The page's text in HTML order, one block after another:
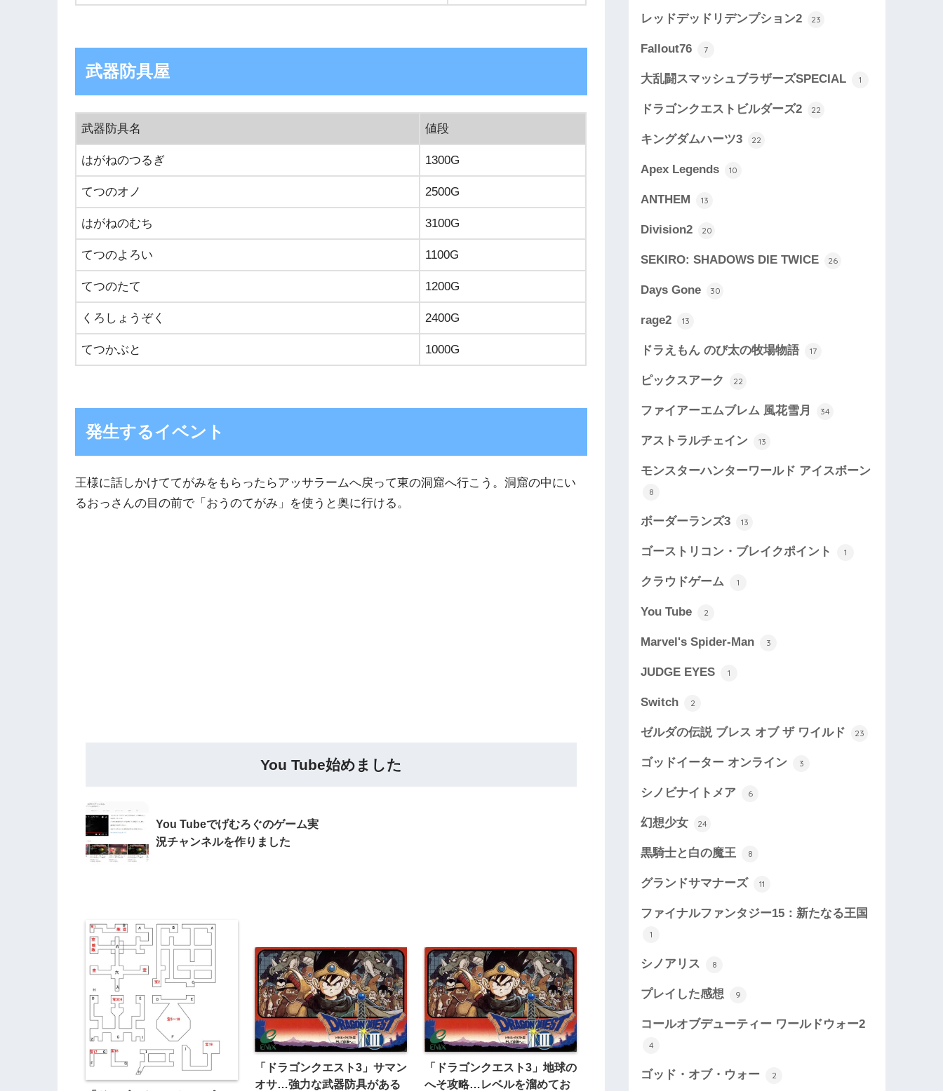
武器防具屋
武器防具名 値段
はがねのつるぎ 1300G
てつのオノ 2500G
はがねのむち 3100G
てつのよろい 1100G
てつのたて 1200G
くろしょうぞく 2400G
てつかぶと 1000G
発生するイベント
王様に話しかけててがみをもらったらアッサラームへ戻って東の洞窟へ行こう。洞窟の中にい
るおっさんの目の前で「おうのてがみ」を使うと奥に行ける。
You Tube始めました
You Tubeでげむろぐのゲーム実
況チャンネルを作りました
「ドラゴンクエスト3」サマン
オサ…強力な武器防具がある
「ドラゴンクエスト3」地球の
へそ攻略…レベルを溜めてお
レッドデッドリデンプション2 23
Fallout76 7
大乱闘スマッシュブラザーズSPECIAL 1
ドラゴンクエストビルダーズ2 22
キングダムハーツ3 22
Apex Legends 10
ANTHEM 13
Division2 20
SEKIRO: SHADOWS DIE TWICE 26
Days Gone 30
rage2 13
ドラえもん のび太の牧場物語 17
ピックスアーク 22
ファイアーエムブレム 風花雪月 34
アストラルチェイン 13
モンスターハンターワールド アイスボーン
8
ボーダーランズ3 13
ゴーストリコン・ブレイクポイント 1
クラウドゲーム 1
You Tube 2
Marvel's Spider-Man 3
JUDGE EYES 1
Switch 2
ゼルダの伝説 ブレス オブ ザ ワイルド 23
ゴッドイーター オンライン 3
シノビナイトメア 6
幻想少女 24
黒騎士と白の魔王 8
グランドサマナーズ 11
ファイナルファンタジー15：新たなる王国
1
シノアリス 8
プレイした感想 9
コールオブデューティー ワールドウォー2
4
ゴッド・オブ・ウォー 2